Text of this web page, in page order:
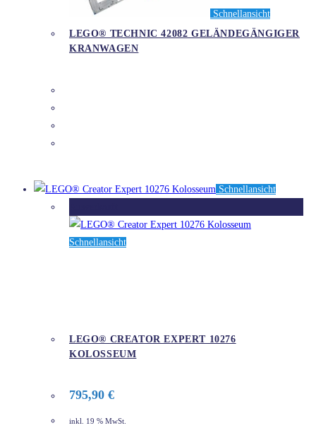
Schnellansicht
LEGO® TECHNIC 42082 GELÄNDEGÄNGIGER
KRANWAGEN
Schnellansicht
Schnellansicht
LEGO® CREATOR EXPERT 10276
KOLOSSEUM
795,90 €
inkl. 19 % MwSt.